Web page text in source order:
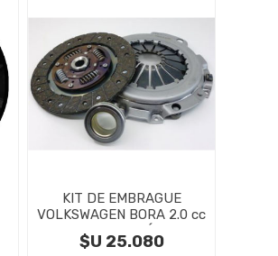
KIT DE EMBRAGUE
VOLKSWAGEN BORA 2.0 cc
COLOCACIÓN
$U 25.080